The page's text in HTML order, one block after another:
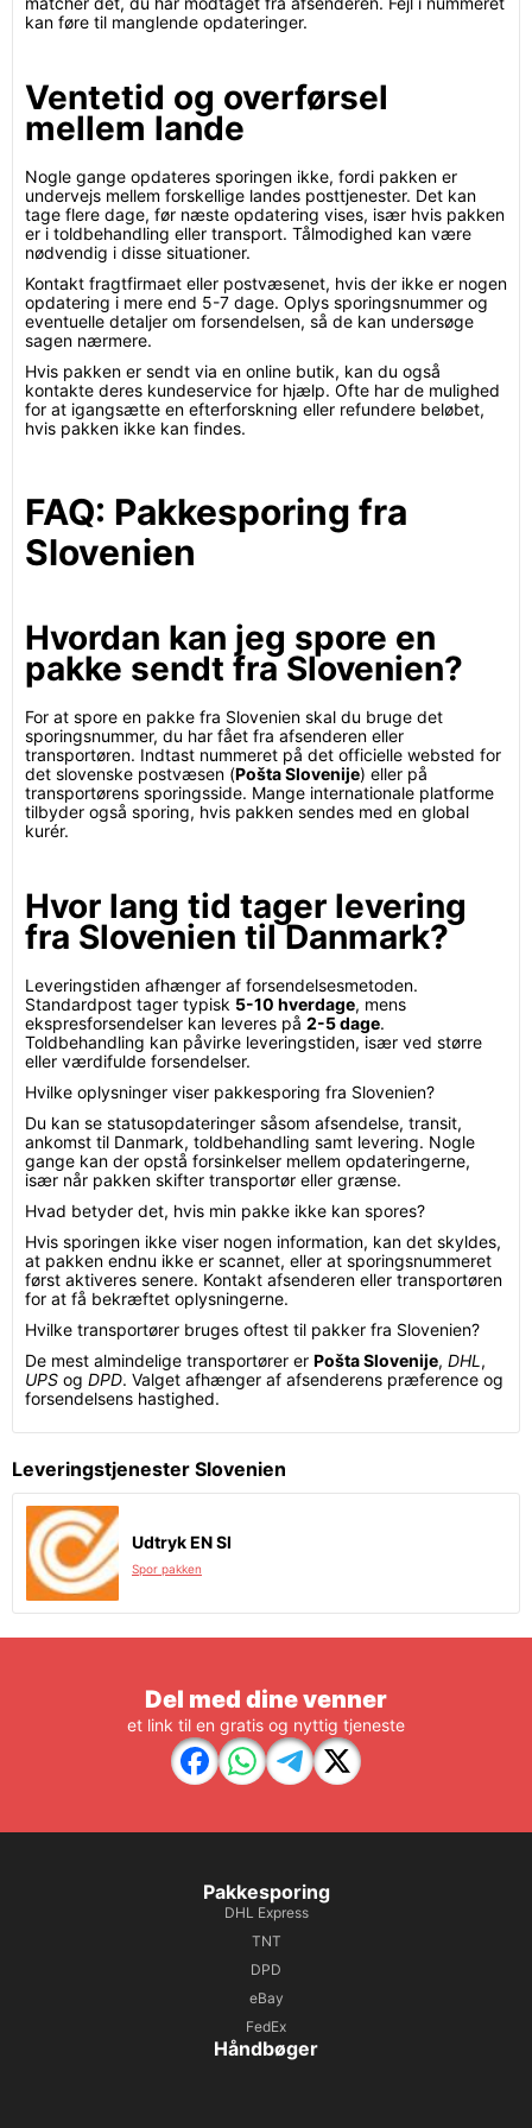
kan føre til manglende opdateringer.
Ventetid og overførsel
mellem lande
Nogle gange opdateres sporingen ikke, fordi pakken er
undervejs mellem forskellige landes posttjenester. Det kan
tage flere dage, før næste opdatering vises, især hvis pakken
er i toldbehandling eller transport. Tålmodighed kan være
nødvendig i disse situationer.
Kontakt fragtfirmaet eller postvæsenet, hvis der ikke er nogen
opdatering i mere end 5-7 dage. Oplys sporingsnummer og
eventuelle detaljer om forsendelsen, så de kan undersøge
sagen nærmere.
Hvis pakken er sendt via en online butik, kan du også
kontakte deres kundeservice for hjælp. Ofte har de mulighed
for at igangsætte en efterforskning eller refundere beløbet,
hvis pakken ikke kan findes.
FAQ: Pakkesporing fra
Slovenien
Hvordan kan jeg spore en
pakke sendt fra Slovenien?
For at spore en pakke fra Slovenien skal du bruge det
sporingsnummer, du har fået fra afsenderen eller
transportøren. Indtast nummeret på det officielle websted for
det slovenske postvæsen (Pošta Slovenije) eller på
transportørens sporingsside. Mange internationale platforme
tilbyder også sporing, hvis pakken sendes med en global
kurér.
Hvor lang tid tager levering
fra Slovenien til Danmark?
Leveringstiden afhænger af forsendelsesmetoden.
Standardpost tager typisk 5-10 hverdage, mens
ekspresforsendelser kan leveres på 2-5 dage.
Toldbehandling kan påvirke leveringstiden, især ved større
eller værdifulde forsendelser.
Hvilke oplysninger viser pakkesporing fra Slovenien?
Du kan se statusopdateringer såsom afsendelse, transit,
ankomst til Danmark, toldbehandling samt levering. Nogle
gange kan der opstå forsinkelser mellem opdateringerne,
især når pakken skifter transportør eller grænse.
Hvad betyder det, hvis min pakke ikke kan spores?
Hvis sporingen ikke viser nogen information, kan det skyldes,
at pakken endnu ikke er scannet, eller at sporingsnummeret
først aktiveres senere. Kontakt afsenderen eller transportøren
for at få bekræftet oplysningerne.
Hvilke transportører bruges oftest til pakker fra Slovenien?
De mest almindelige transportører er Pošta Slovenije, DHL ,
UPS og DPD. Valget afhænger af afsenderens præference og
forsendelsens hastighed.
Leveringstjenester Slovenien
Udtryk EN SI
Spor pakken
Del med dine venner
et link til en gratis og nyttig tjeneste
Pakkesporing
DHL Express
TNT
DPD
eBay
FedEx
Håndbøger